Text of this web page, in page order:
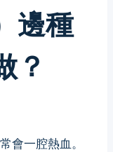
邊種
？
會一腔熱血。